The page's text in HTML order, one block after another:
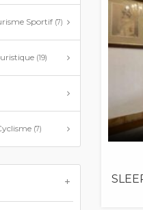
Sportif (7)
(19)
(7)